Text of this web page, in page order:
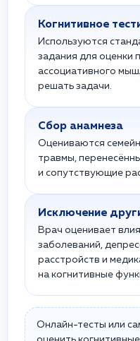
Когнитивное
Используются
задания для оценки
ассоциативного
решать задачи.
Сбор анамнеза
Оцениваются
травмы,
и сопутствующие
Исключение
Врач оценивает
заболеваний,
расстройств и
на когнитивные
Онлайн-тесты или